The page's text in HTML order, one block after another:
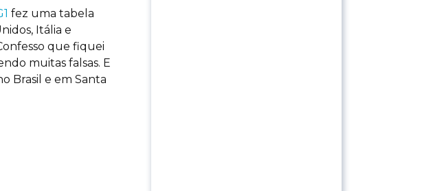
fez uma tabela
Itália e
que fiquei
muitas falsas. E
Brasil e em Santa